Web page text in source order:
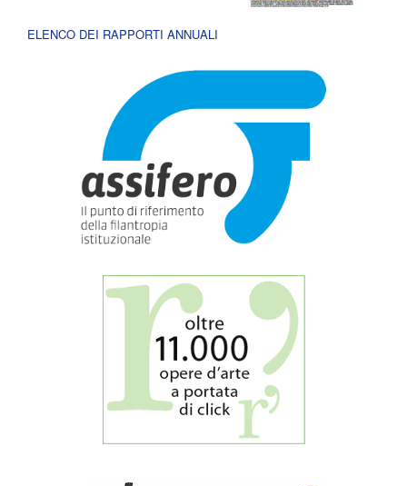
ELENCO DEI RAPPORTI ANNUALI